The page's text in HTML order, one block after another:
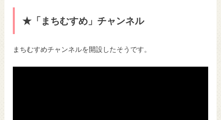
★「まちむすめ」チャンネル
まちむすめチャンネルを開設したそうです。